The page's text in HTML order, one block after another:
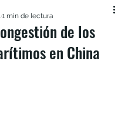
de los
en China
1 min de lectura